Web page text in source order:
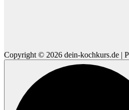
Copyright © 2026 dein-kochkurs.de |